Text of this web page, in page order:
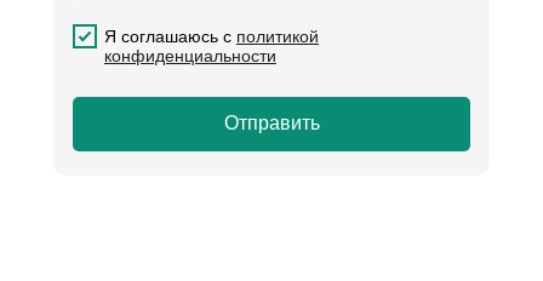
Я соглашаюсь с политикой
конфиденциальности
Отправить